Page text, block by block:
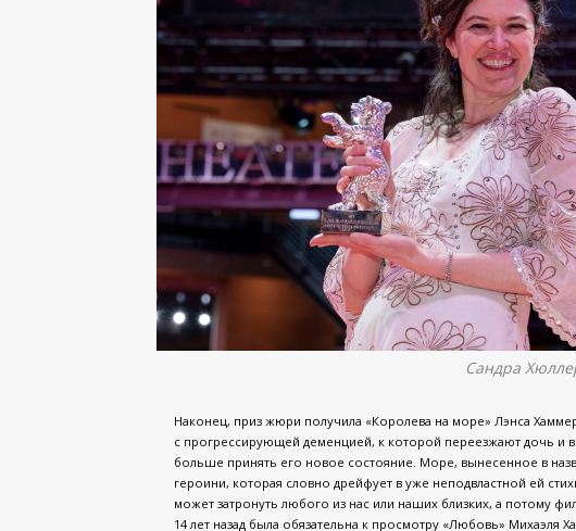
Сандра
Наконец, приз жюри получила «Королева на море» Лэнса
с прогрессирующей деменцией, к которой переезжают дочь и
больше принять его новое состояние. Море, вынесенное в
героини, которая словно дрейфует в уже неподвластной ей
может затронуть любого из нас или наших близких, а потому
14 лет назад была обязательна к просмотру «Любовь» Михаэля